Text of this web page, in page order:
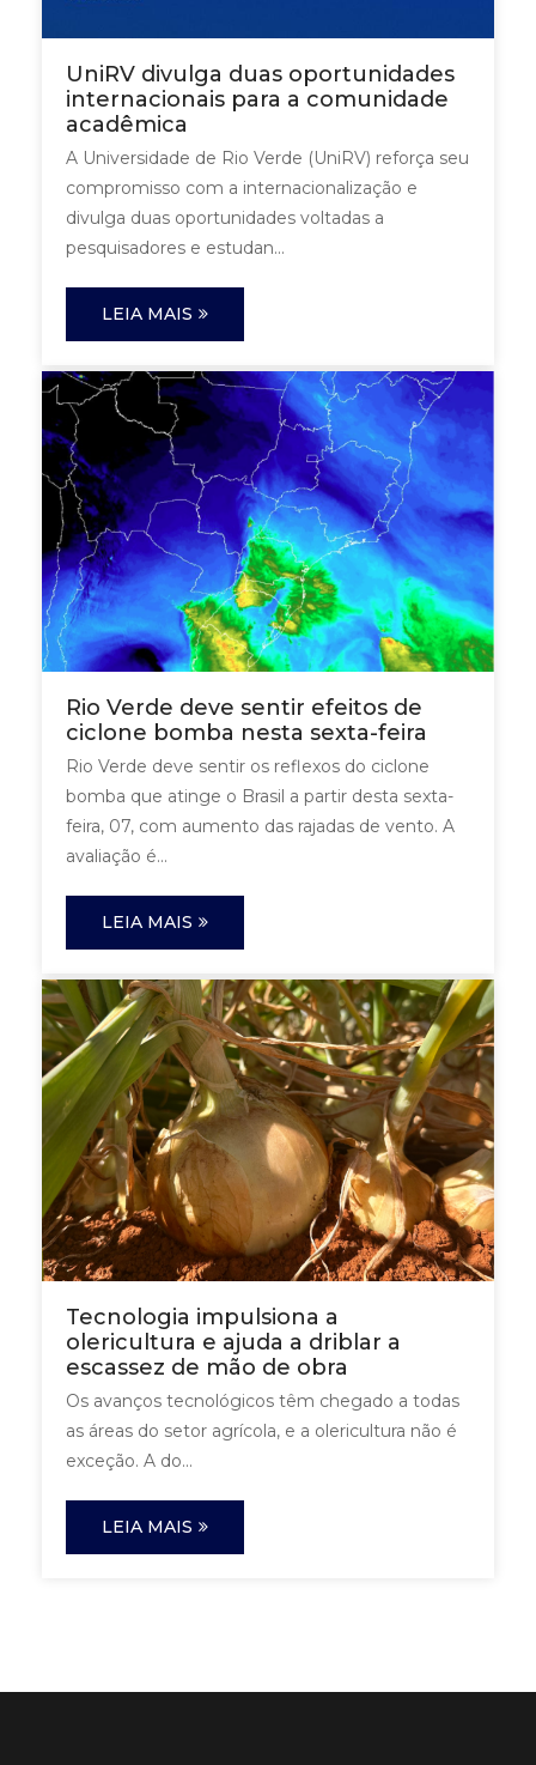
UniRV divulga duas oportunidades
internacionais para a comunidade
acadêmica
A Universidade de Rio Verde (UniRV) reforça seu
compromisso com a internacionalização e
divulga duas oportunidades voltadas a
pesquisadores e estudan...
LEIA MAIS
Rio Verde deve sentir efeitos de
ciclone bomba nesta sexta-feira
Rio Verde deve sentir os reflexos do ciclone
bomba que atinge o Brasil a partir desta sexta-
feira, 07, com aumento das rajadas de vento. A
avaliação é...
LEIA MAIS
Tecnologia impulsiona a
olericultura e ajuda a driblar a
escassez de mão de obra
Os avanços tecnológicos têm chegado a todas
as áreas do setor agrícola, e a olericultura não é
exceção. A do...
LEIA MAIS